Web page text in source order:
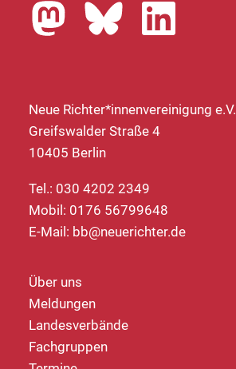
Neue Richter*innenvereinigung e.V.
Greifswalder Straße 4
10405 Berlin
Tel.: 030 4202 2349
Mobil: 0176 56799648
E-Mail: bb@neuerichter.de
Über uns
Meldungen
Landesverbände
Fachgruppen